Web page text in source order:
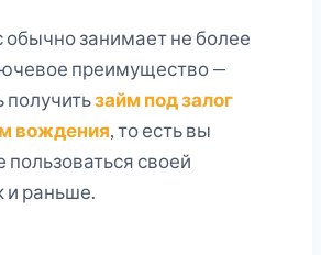
обычно занимает не более
преимущество —
займ под залог
вождения, то есть вы
своей
и раньше.